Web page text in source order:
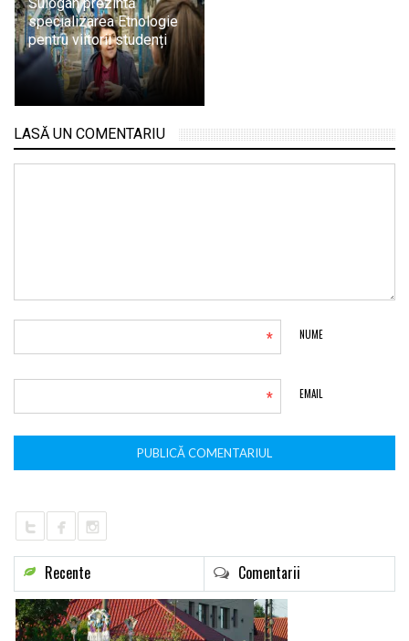
Suiogan prezintă
specializarea Etnologie
pentru viitorii studenți
LASĂ UN COMENTARIU
NUME
*
EMAIL
*
Recente Comentarii